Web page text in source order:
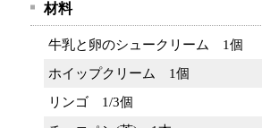
材料
牛乳と卵のシュークリーム
1個
ホイップクリーム
1個
リンゴ
1/3個